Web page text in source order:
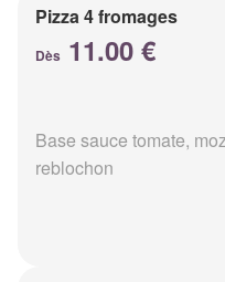
Pizza 4 fromages
Dès 11.00 €
Base sauce tomate,
reblochon